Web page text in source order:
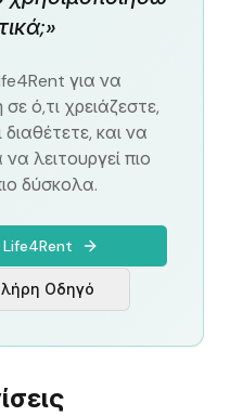
για να
ό,τι χρειάζεστε,
και να
λειτουργεί πιο
δύσκολα.
Οδηγό